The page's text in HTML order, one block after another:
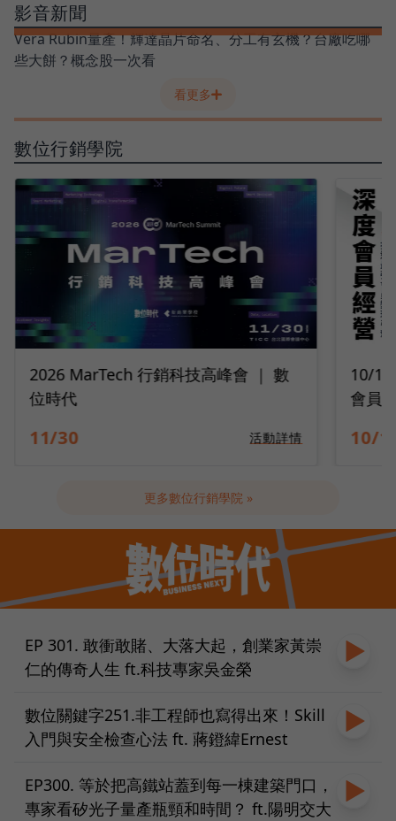
影音新聞
Vera Rubin量產！輝達晶片命名、分工有玄機？台廠吃哪
些大餅？概念股一次看
看更多
數位行銷學院
10/14 深度會員經營｜2026 打造最強
會員變現引擎
10/14 活動詳情
9/22
隊工
09/
更多數位行銷學院 »
EP 301. 敢衝敢賭、大落大起，創業家黃崇
仁的傳奇人生 ft.科技專家吳金榮
數位關鍵字251.非工程師也寫得出來！Skill
入門與安全檢查心法 ft. 蔣鐙緯Ernest
EP300. 等於把高鐵站蓋到每一棟建築門口，
專家看矽光子量產瓶頸和時間？ ft.陽明交大